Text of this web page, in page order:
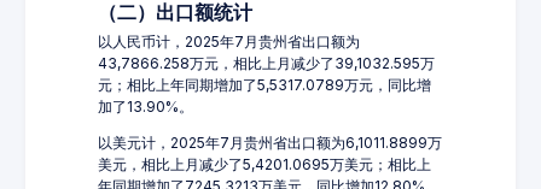
（二）出口额统计
以人民币计，2025年7月贵州省出口额为
43,7866.258万元，相比上月减少了39,1032.595万
元；相比上年同期增加了5,5317.0789万元，同比增
加了13.90%。
以美元计，2025年7月贵州省出口额为6,1011.8899万
美元，相比上月减少了5,4201.0695万美元；相比上